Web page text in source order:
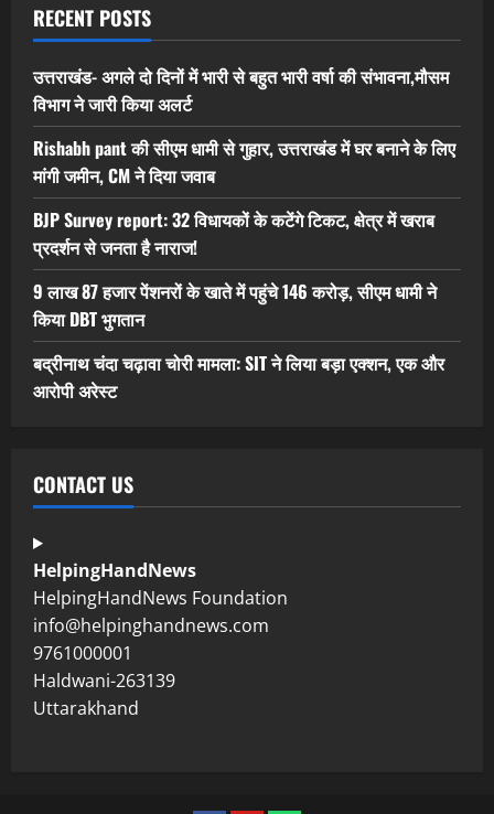
RECENT POSTS
उत्तराखंड- अगले दो दिनों में भारी से बहुत भारी वर्षा की संभावना,मौसम
विभाग ने जारी किया अलर्ट
Rishabh pant की सीएम धामी से गुहार, उत्तराखंड में घर बनाने के लिए
मांगी जमीन, CM ने दिया जवाब
BJP Survey report: 32 विधायकों के कटेंगे टिकट, क्षेत्र में खराब
प्रदर्शन से जनता है नाराज!
9 लाख 87 हजार पेंशनरों के खाते में पहुंचे 146 करोड़, सीएम धामी ने
किया DBT भुगतान
बद्रीनाथ चंदा चढ़ावा चोरी मामला: SIT ने लिया बड़ा एक्शन, एक और
आरोपी अरेस्ट
CONTACT US
HelpingHandNews
HelpingHandNews Foundation
info@helpinghandnews.com
9761000001
Haldwani-263139
Uttarakhand